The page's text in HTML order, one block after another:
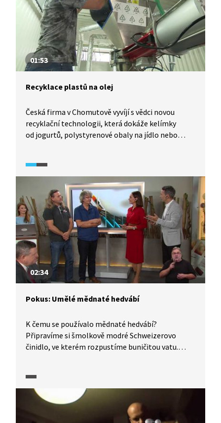
kolem něj vznikat krystaly a přitom se uvolňuje
teplo. Na stejném principu fungují ohřívací sáčky.
01:53
Recyklace plastů na olej
Česká firma v Chomutově vyvíjí s vědci novou
recyklační technologii, která dokáže kelímky
od jogurtů, polystyrenové obaly na jídlo nebo
je schopna každý den zpracovat tunu plastového
odpadu, ze které může vzniknout až 1000 litrů
oleje. S unikátním strojem chce firma vstoupit
na trh.
02:34
Pokus: Umělé mědnaté hedvábí
K čemu se používalo mědnaté hedvábí?
Připravíme si šmolkově modré Schweizerovo
činidlo, ve kterém rozpustíme buničitou vatu.
uhlíkové vlákno, které bylo kdysi použito
do prvních žárovek.